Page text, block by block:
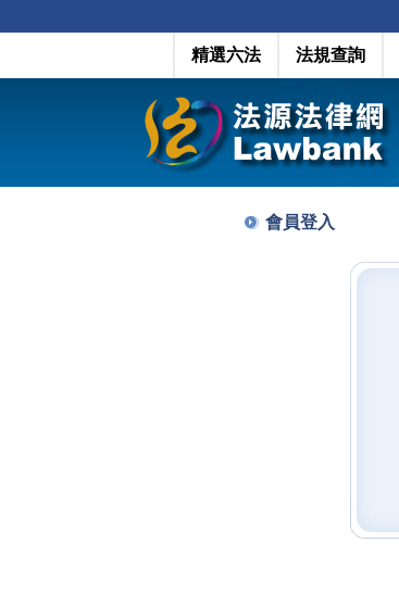
精選六法 法規查詢
會員登入